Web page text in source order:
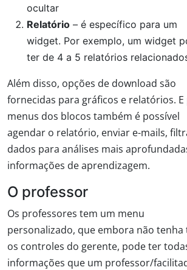
ocultar
Relatório – é específico para um
widget. Por exemplo, um widget
ter de 4 a 5 relatórios
Além disso, opções de download são
fornecidas para gráficos e relatórios. E
menus dos blocos também é possível
agendar o relatório, enviar e-mails,
dados para análises mais
informações de aprendizagem.
O professor
Os professores tem um menu
personalizado, que embora não tenha
os controles do gerente, pode ter
informações que um professor/